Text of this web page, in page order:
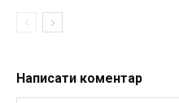
Написати коментар